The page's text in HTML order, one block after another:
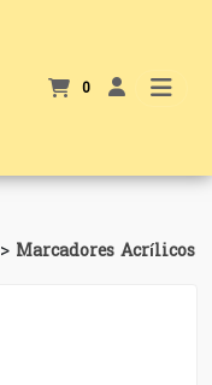
0
> Marcadores Acrílicos